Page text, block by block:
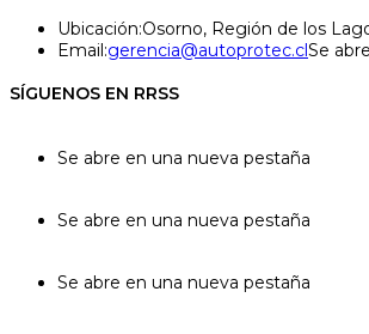
Ubicación:Osorno, Región de los
Email:gerencia@autoprotec.clSe
SÍGUENOS EN RRSS
Se abre en una nueva pestaña
Se abre en una nueva pestaña
Se abre en una nueva pestaña